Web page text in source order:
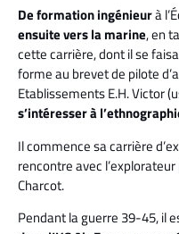
De formation ingénieurà
ensuite vers la marine, en
cette carrière, dont il se
forme au brevet de pilote
Etablissements E.H. Victor
s’intéresser à
Il commence sa carrière
rencontre avec
Charcot.
Pendant la guerre 39-45, il